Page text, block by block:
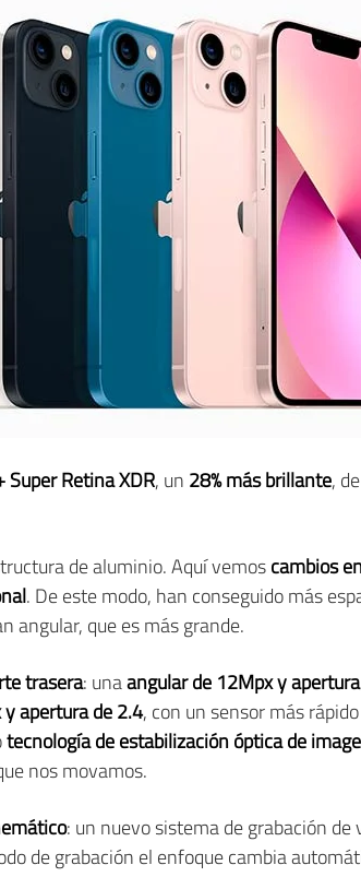
Super Retina XDR, un 28% más brillante, de
de aluminio. Aquí vemoscambios
. De este modo, han conseguido más
angular, que es más grande.
trasera: unaangular de 12Mpx y
apertura de 2.4, con un sensor más
tecnología de estabilización óptica de
nos movamos.
: un nuevo sistema de grabación de
de grabación el enfoque cambia